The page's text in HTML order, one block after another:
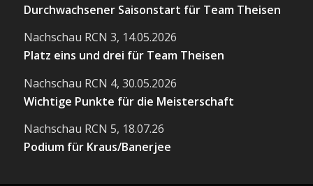
Durchwachsener Saisonstart für Team Theisen
Nachschau RCN 3, 14.05.2026
Platz eins und drei für Team Theisen
Nachschau RCN 4, 30.05.2026
Wichtige Punkte für die Meisterschaft
Nachschau RCN 5, 18.07.26
Podium für Kraus/Banerjee